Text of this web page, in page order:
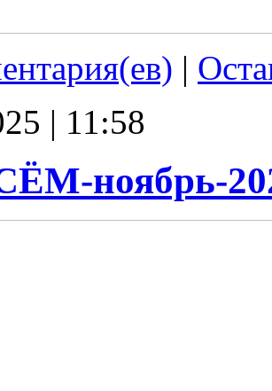
|
| 11:58
ноябрь-